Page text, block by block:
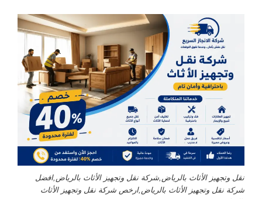
نقل وتجهيز الأثاث بالرياض,شركة نقل وتجهيز الأثاث بالرياض,افضل
شركة نقل وتجهيز الأثاث بالرياض,ارخص شركة نقل وتجهيز الأثاث